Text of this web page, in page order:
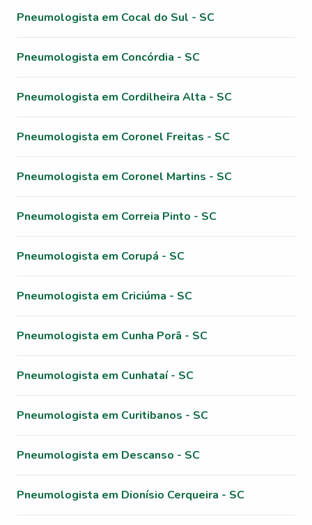
Pneumologista em Cocal do Sul - SC
Pneumologista em Concórdia - SC
Pneumologista em Cordilheira Alta - SC
Pneumologista em Coronel Freitas - SC
Pneumologista em Coronel Martins - SC
Pneumologista em Correia Pinto - SC
Pneumologista em Corupá - SC
Pneumologista em Criciúma - SC
Pneumologista em Cunha Porã - SC
Pneumologista em Cunhataí - SC
Pneumologista em Curitibanos - SC
Pneumologista em Descanso - SC
Pneumologista em Dionísio Cerqueira - SC